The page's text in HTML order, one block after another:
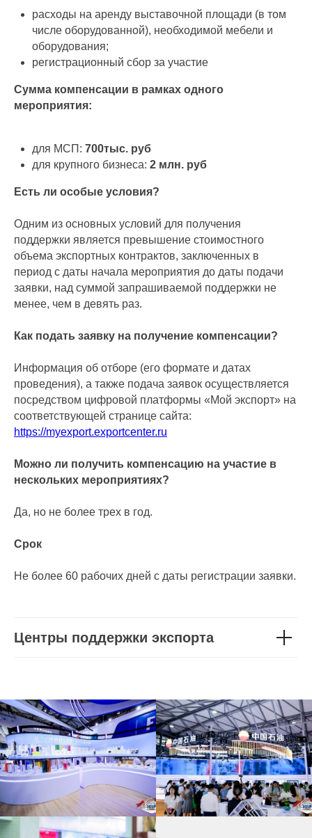
расходы на аренду выставочной площади (в том
числе оборудованной), необходимой мебели и
оборудования;
регистрационный сбор за участие
Сумма компенсации в рамках одного
мероприятия:
для МСП: 700тыс. руб
для крупного бизнеса: 2 млн. руб
Есть ли особые условия?
Одним из основных условий для получения
поддержки является превышение стоимостного
объема экспортных контрактов, заключенных в
период с даты начала мероприятия до даты подачи
заявки, над суммой запрашиваемой поддержки не
менее, чем в девять раз.
Как подать заявку на получение компенсации?
Информация об отборе (его формате и датах
проведения), а также подача заявок осуществляется
посредством цифровой платформы «Мой экспорт» на
соответствующей странице сайта:
https://myexport.exportcenter.ru
Можно ли получить компенсацию на участие в
нескольких мероприятиях?
Да, но не более трех в год.
Срок
Не более 60 рабочих дней с даты регистрации заявки.
Центры поддержки экспорта